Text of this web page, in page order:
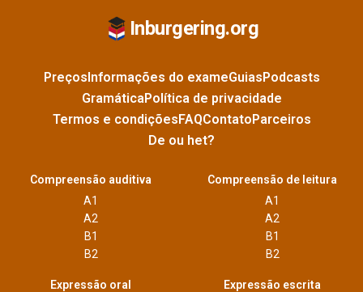
Inburgering.org
PreçosInformações do exameGuiasPodcasts
GramáticaPolítica de privacidade
Termos e condiçõesFAQContatoParceiros
De ou het?
Compreensão auditiva
A1
A2
B1
B2
Compreensão de leitura
A1
A2
B1
B2
Expressão oral
Expressão escrita